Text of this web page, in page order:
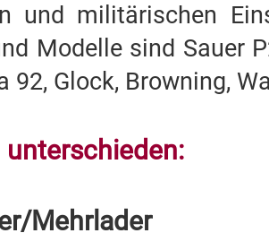
und militärischen
Modelle sind Sauer
92, Glock, Browning,
unterschieden:
Mehrlader